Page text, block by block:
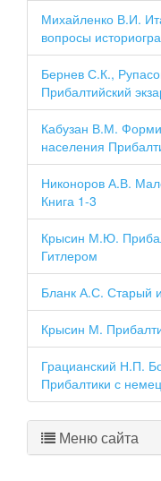
Михайленко В.И.
вопросы
Бернев С.К.,
Прибалтийский
Кабузан В.М.
населения
Никоноров А.В.
Книга 1-3
Крысин М.Ю.
Гитлером
Бланк А.С. Старый
Крысин М.
Грацианский Н.П.
Прибалтики с
Меню сайта